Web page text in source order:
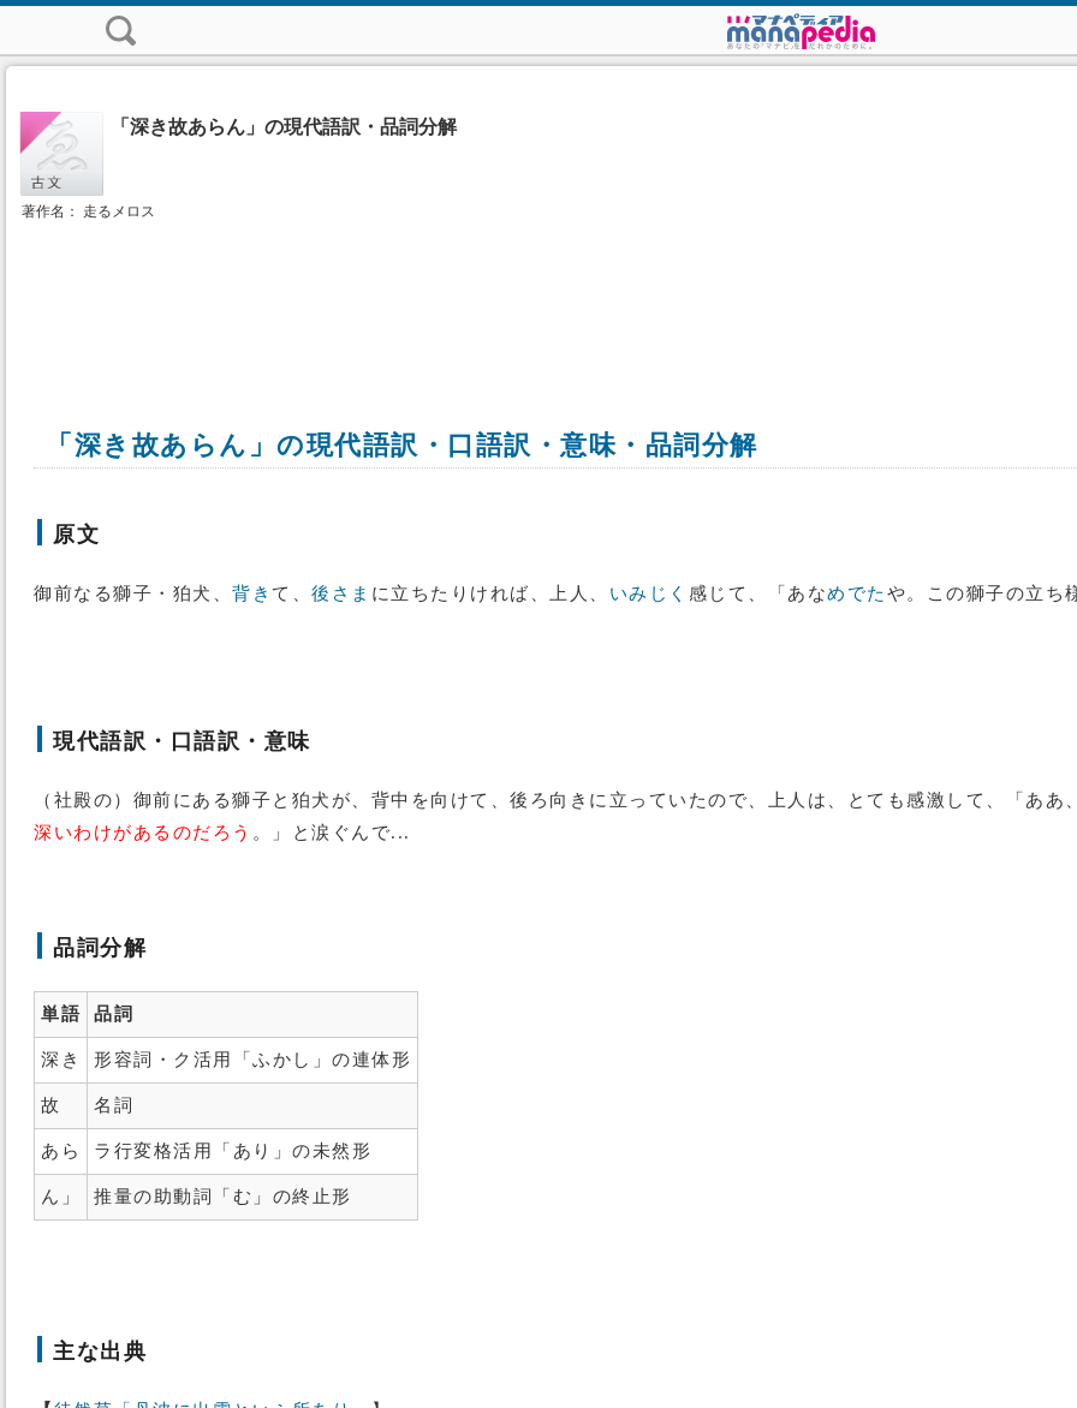
「深き故あらん」の現代語訳・品詞分解
著作名： 走るメロス
「深き故あらん」の現代語訳・口語訳・意味・品詞分解
原文
御前なる獅子・狛犬、 背き て、 後さま に立ちたりければ、上人、 いみじく 感じて、「あなめでた や。この獅子の立ち
現代語訳・口語訳・意味
（社殿の）御前にある獅子と狛犬が、背中を向けて、後ろ向きに立っていたので、上人は、とても感激して、「あ
深いわけがあるのだろう 。」と涙ぐんで...
品詞分解
単語 品詞
深き 形容詞・ク活用「ふかし」の連体形
故 名詞
あら ラ行変格活用「あり」の未然形
ん」 推量の助動詞「む」の終止形
主な出典